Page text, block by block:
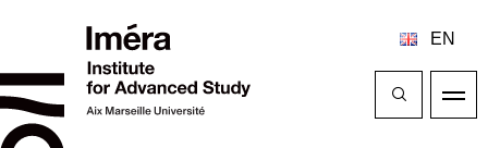
Close
Open
menu